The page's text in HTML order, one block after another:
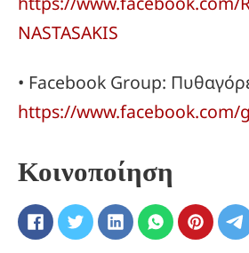
NASTASAKIS
• Facebook Group:
https://
Κοινοποίηση